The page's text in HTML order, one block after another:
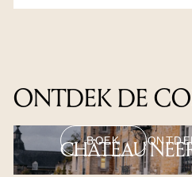
ONTDEK DE
CHÂTEAU
BOEK